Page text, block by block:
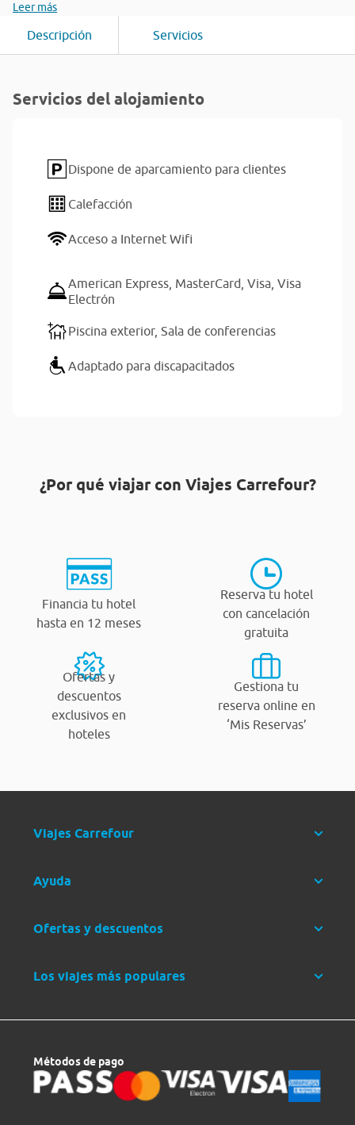
Leer más
Descripción Servicios
Servicios del alojamiento
Dispone de aparcamiento para clientes
Calefacción
Acceso a Internet Wifi
American Express, MasterCard, Visa, Visa
Electrón
Piscina exterior, Sala de conferencias
Adaptado para discapacitados
¿Por qué viajar con Viajes Carrefour?
Financia tu hotel
hasta en 12 meses
Reserva tu hotel
con cancelación
gratuita
Ofertas y
descuentos
exclusivos en
hoteles
Gestiona tu
reserva online en
‘Mis Reservas’
Viajes Carrefour
Ayuda
Ofertas y descuentos
Los viajes más populares
Métodos de pago